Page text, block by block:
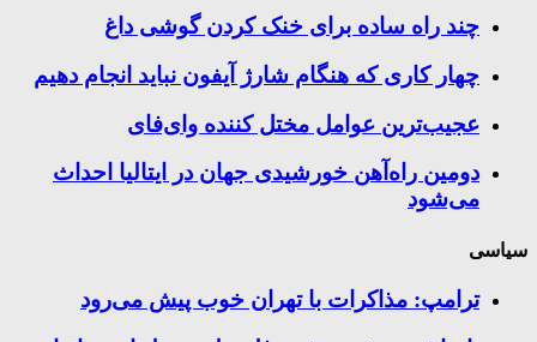
چند راه‌ ساده برای خنک کردن گوشی داغ
چهار کاری که هنگام شارژ آیفون نباید انجام دهیم
عجیب‌ترین عوامل مختل کننده وای‌فای
دومین راه‌آهن خورشیدی جهان در ایتالیا احداث
می‌شود
سیاسی
ترامپ: مذاکرات با تهران خوب پیش می‌رود